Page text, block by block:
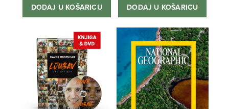
DODAJ U KOŠARICU DODAJ U KOŠARICU